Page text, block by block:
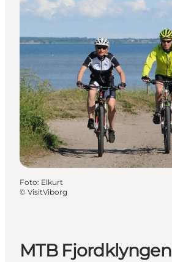
Foto: Elkurt
© VisitViborg
MTB Fjordklyngen